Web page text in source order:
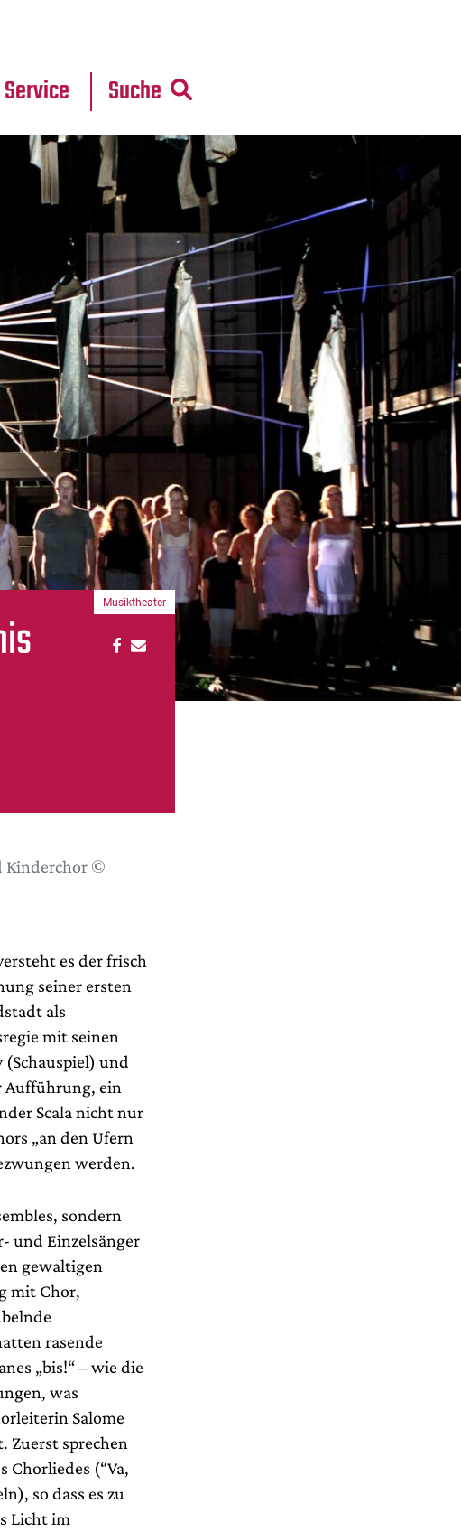
Service Suche
Musiktheater
Kinderchor ©
es der frisch
seiner ersten
als
mit seinen
und
Aufführung, ein
Scala nicht nur
„an den Ufern
werden.
sondern
und Einzelsänger
gewaltigen
mit Chor,
rasende
„bis!“ – wie die
was
Salome
Zuerst sprechen
Chorliedes (“Va,
so dass es zu
Licht im